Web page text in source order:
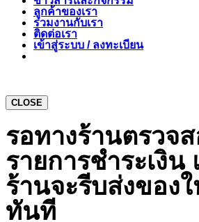
ลูกค้าของเรา
ร่วมงานกับเรา
ติดต่อเรา
เข้าสู่ระบบ / ลงทะเบียน
CLOSE
รอทางร้านตรวจ
รายการชำระเงิน
ร้านจะรีบส่งของ
ทันที